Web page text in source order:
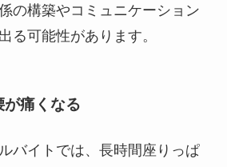
の構築やコミュニケーション
る可能性があります。
が痛くなる
バイトでは、長時間座りっぱ